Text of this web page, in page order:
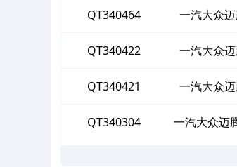
QT340464 一汽大众
QT340422 一汽大众
QT340421 一汽大众
QT340304 一汽大众迈